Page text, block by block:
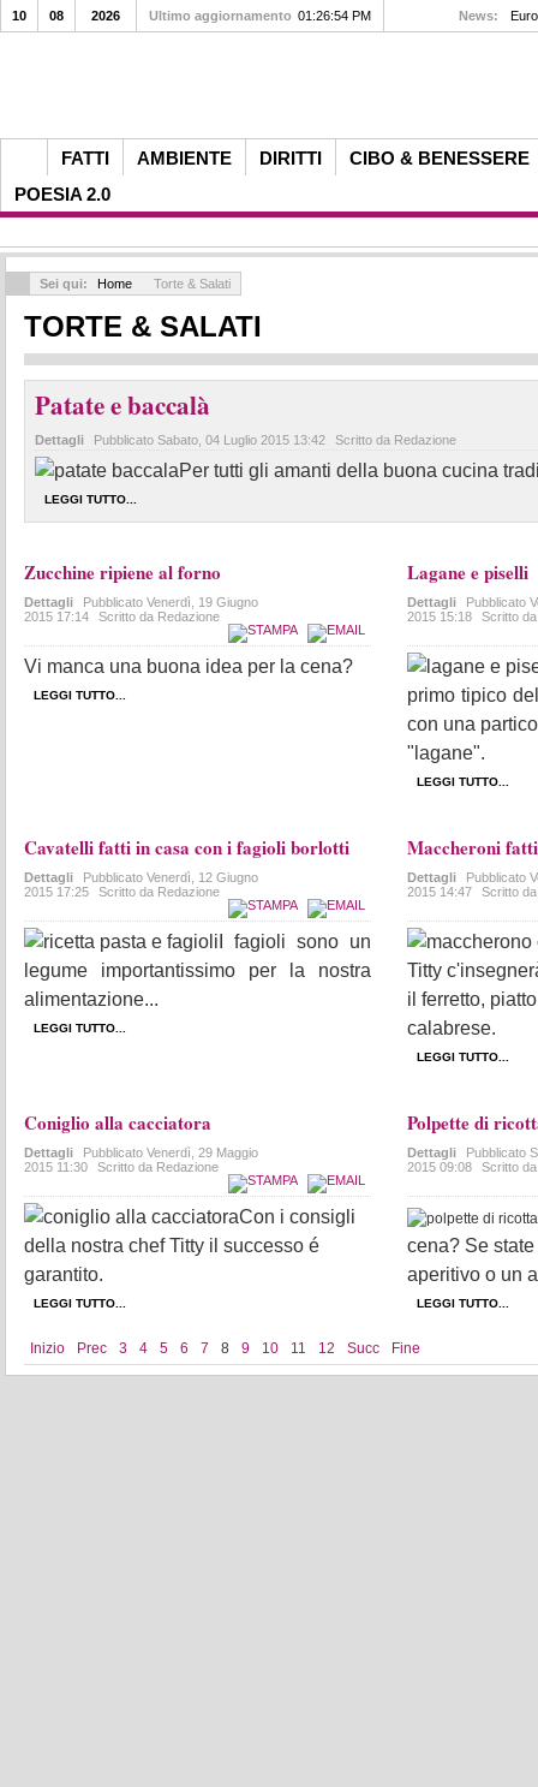
FATTI AMBIENTE DIRITTI
CIBO & BENESSERE
POESIA 2.0
10 08 2026 Ultimo aggiornamento 01:26:54 PM News:
Sei qui: Home Torte & Salati
TORTE & SALATI
Patate e baccalà
Dettagli Pubblicato Sabato, 04 Luglio 2015 13:42 Scritto da Redazione
Per tutti gli amanti della buona cucina
LEGGI TUTTO...
Zucchine ripiene al forno
Dettagli Pubblicato Venerdì, 19 Giugno
2015 17:14
Scritto da Redazione
Vi manca una buona idea per la cena?
LEGGI TUTTO...
Lagane e piselli
Dettagli Pubblicato
2015 15:18
Scritto
primo tipico
con una
"lagane".
LEGGI TUTTO...
Cavatelli fatti in casa con i fagioli borlotti
Dettagli Pubblicato Venerdì, 12 Giugno
2015 17:25
Scritto da Redazione
I fagioli sono un
legume importantissimo per la nostra
alimentazione...
LEGGI TUTTO...
Maccheroni
Dettagli Pubblicato
2015 14:47
Scritto
Titty
il ferretto,
calabrese.
LEGGI TUTTO...
Coniglio alla cacciatora
Dettagli Pubblicato Venerdì, 29 Maggio
2015 11:30
Scritto da Redazione
Con i consigli
della nostra chef Titty il successo é
garantito.
LEGGI TUTTO...
Polpette di
Dettagli Pubblicato
2015 09:08
Scritto
cena? Se
aperitivo o un
LEGGI TUTTO...
Inizio Prec 3 4 5 6 7 8 9 10 11 12 Succ Fine